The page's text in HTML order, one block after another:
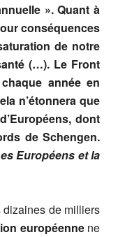
». Quant à
conséquences
de notre
(…). Le Front
année en
n’étonnera que
dont
de Schengen.
Européens et la
dizaines de milliers
européennene